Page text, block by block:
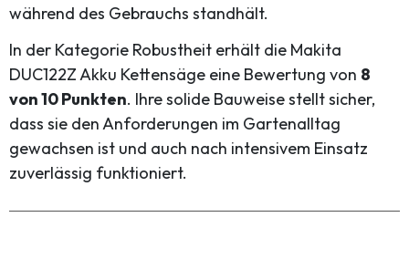
während des Gebrauchs standhält.
In der Kategorie Robustheit erhält die Makita
DUC122Z Akku Kettensäge eine Bewertung von 8
von 10 Punkten. Ihre solide Bauweise stellt sicher,
dass sie den Anforderungen im Gartenalltag
gewachsen ist und auch nach intensivem Einsatz
zuverlässig funktioniert.